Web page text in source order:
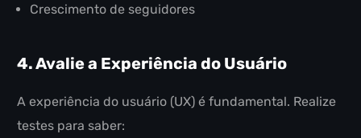
Crescimento de seguidores
4. Avalie a Experiência do Usuário
A experiência do usuário (UX) é fundamental. Realize
testes para saber: